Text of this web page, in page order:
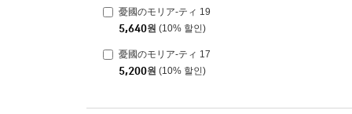
憂國のモリア-ティ 19
5,640원 (10% 할인)
憂國のモリア-ティ 17
5,200원 (10% 할인)